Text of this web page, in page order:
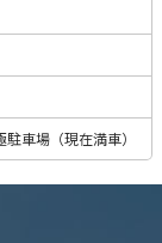
車場（現在満車）